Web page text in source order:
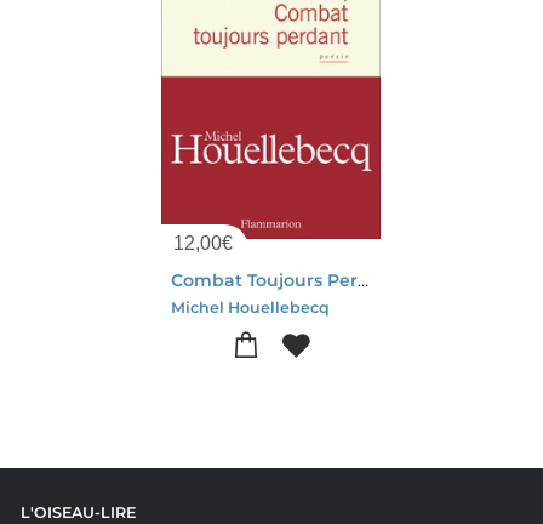
12,00€
Combat Toujours Perdant
Michel Houellebecq
L'OISEAU-LIRE